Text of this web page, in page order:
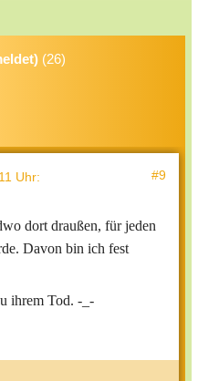
(26)
Uhr: #9
dort draußen, für jeden
Davon bin ich fest
ihrem Tod. -_-